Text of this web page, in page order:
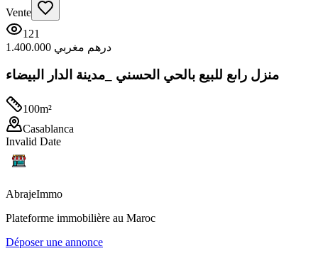
Vente
121
1.400.000 درهم مغربي
منزل راىع للبيع بالحي الحسني _مدينة الدار البيضاء
100m²
Casablanca
Invalid Date
AbrajeImmo
Plateforme immobilière au Maroc
Déposer une annonce